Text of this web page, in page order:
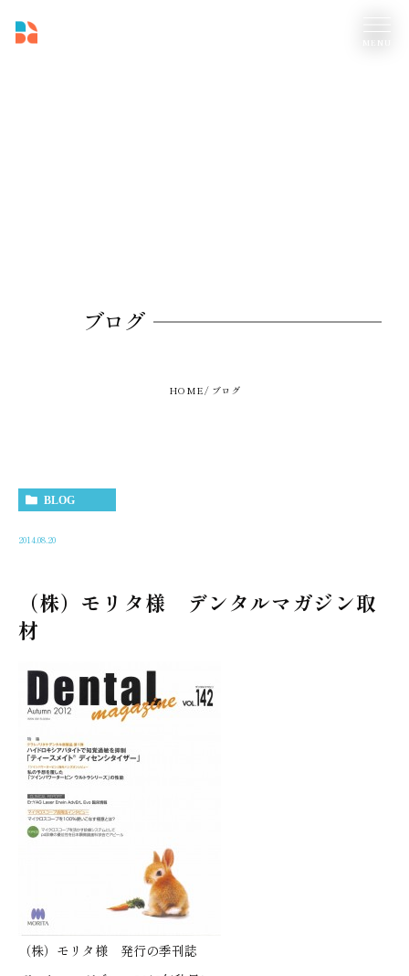
ブログ
HOME ブログ
BLOG
2014.08.20
（株）モリタ様 デンタルマガジン取
材
（株）モリタ様 発行の季刊誌